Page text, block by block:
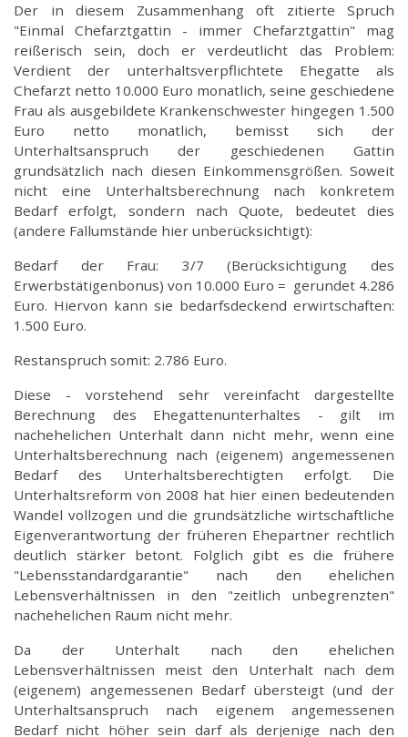
Der in diesem Zusammenhang oft zitierte Spruch
"Einmal Chefarztgattin - immer Chefarztgattin" mag
reißerisch sein, doch er verdeutlicht das Problem:
Verdient der unterhaltsverpflichtete Ehegatte als
Chefarzt netto 10.000 Euro monatlich, seine geschiedene
Frau als ausgebildete Krankenschwester hingegen 1.500
Euro netto monatlich, bemisst sich der
Unterhaltsanspruch der geschiedenen Gattin
grundsätzlich nach diesen Einkommensgrößen. Soweit
nicht eine Unterhaltsberechnung nach konkretem
Bedarf erfolgt, sondern nach Quote, bedeutet dies
(andere Fallumstände hier unberücksichtigt):
Bedarf der Frau: 3/7 (Berücksichtigung des
Erwerbstätigenbonus) von 10.000 Euro = gerundet 4.286
Euro. Hiervon kann sie bedarfsdeckend erwirtschaften:
1.500 Euro.
Restanspruch somit: 2.786 Euro.
Diese - vorstehend sehr vereinfacht dargestellte
Berechnung des Ehegattenunterhaltes - gilt im
nachehelichen Unterhalt dann nicht mehr, wenn eine
Unterhaltsberechnung nach (eigenem) angemessenen
Bedarf des Unterhaltsberechtigten erfolgt. Die
Unterhaltsreform von 2008 hat hier einen bedeutenden
Wandel vollzogen und die grundsätzliche wirtschaftliche
Eigenverantwortung der früheren Ehepartner rechtlich
deutlich stärker betont. Folglich gibt es die frühere
"Lebensstandardgarantie" nach den ehelichen
Lebensverhältnissen in den "zeitlich unbegrenzten"
nachehelichen Raum nicht mehr.
Da der Unterhalt nach den ehelichen
Lebensverhältnissen meist den Unterhalt nach dem
(eigenem) angemessenen Bedarf übersteigt (und der
Unterhaltsanspruch nach eigenem angemessenen
Bedarf nicht höher sein darf als derjenige nach den